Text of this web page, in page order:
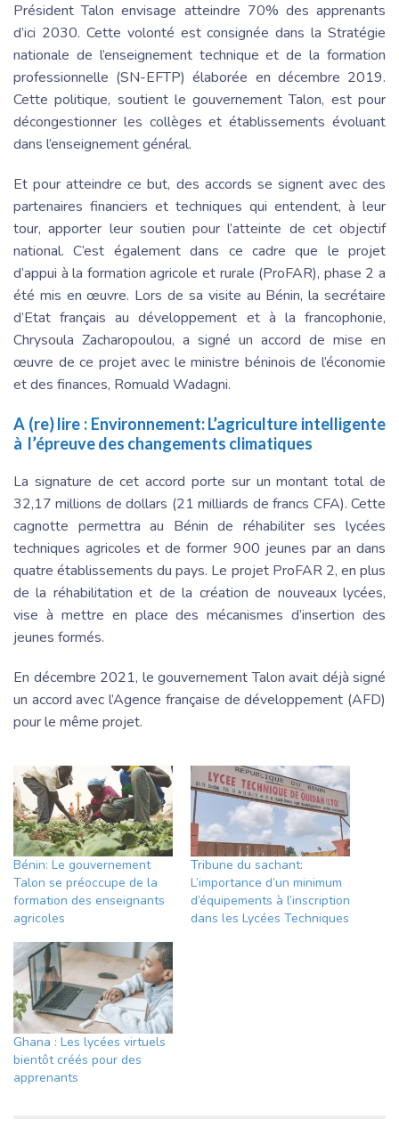
Président Talon envisage atteindre 70% des apprenants
d’ici 2030. Cette volonté est consignée dans la Stratégie
nationale de l’enseignement technique et de la formation
professionnelle (SN-EFTP) élaborée en décembre 2019.
Cette politique, soutient le gouvernement Talon, est pour
décongestionner les collèges et établissements évoluant
dans l’enseignement général.
Et pour atteindre ce but, des accords se signent avec des
partenaires financiers et techniques qui entendent, à leur
tour, apporter leur soutien pour l’atteinte de cet objectif
national. C’est également dans ce cadre que le projet
d’appui à la formation agricole et rurale (ProFAR), phase 2 a
été mis en œuvre. Lors de sa visite au Bénin, la secrétaire
d’Etat français au développement et à la francophonie,
Chrysoula Zacharopoulou, a signé un accord de mise en
œuvre de ce projet avec le ministre béninois de l’économie
et des finances, Romuald Wadagni.
A (re) lire : Environnement: L’agriculture intelligente
à l’épreuve des changements climatiques
La signature de cet accord porte sur un montant total de
32,17 millions de dollars (21 milliards de francs CFA). Cette
cagnotte permettra au Bénin de réhabiliter ses lycées
techniques agricoles et de former 900 jeunes par an dans
quatre établissements du pays. Le projet ProFAR 2, en plus
de la réhabilitation et de la création de nouveaux lycées,
vise à mettre en place des mécanismes d’insertion des
jeunes formés.
En décembre 2021, le gouvernement Talon avait déjà signé
un accord avec l’Agence française de développement (AFD)
pour le même projet.
Bénin: Le gouvernement
Talon se préoccupe de la
formation des enseignants
agricoles
Tribune du sachant:
L’importance d’un minimum
d’équipements à l’inscription
dans les Lycées Techniques
Ghana : Les lycées virtuels
bientôt créés pour des
apprenants